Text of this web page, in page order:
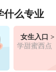
什么专业
女生入口 >
学甜蜜西点
建厦门 6小